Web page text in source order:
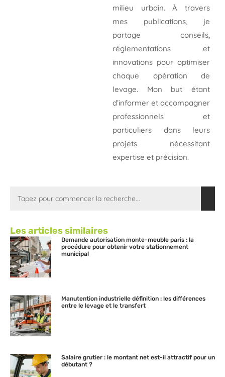
Les articles similaires
Demande autorisation monte-meuble paris : la
procédure pour obtenir votre stationnement
municipal
Manutention industrielle définition : les différences
entre le levage et le transfert
Salaire grutier : le montant net est-il attractif pour un
débutant ?
milieu urbain. À travers
mes publications, je
partage conseils,
réglementations et
innovations pour optimiser
chaque opération de
levage. Mon but étant
d’informer et accompagner
professionnels et
particuliers dans leurs
projets nécessitant
expertise et précision.